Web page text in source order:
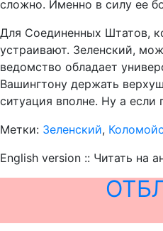
сложно. Именно в силу ее
Для Соединенных Штатов,
устраивают. Зеленский,
ведомство обладает
Вашингтону держать
ситуация вполне. Ну а если
Метки: Зеленский,
English version :: Читать на